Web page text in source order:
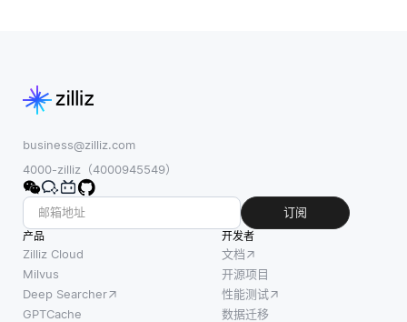
business@zilliz.com
4000-zilliz（4000945549）
订阅
产品
Zilliz Cloud
Milvus
Deep Searcher
GPTCache
开发者
文档
开源项目
性能测试
数据迁移